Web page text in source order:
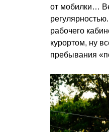
от мобилки…
рабочего
курортом, ну
пребывания